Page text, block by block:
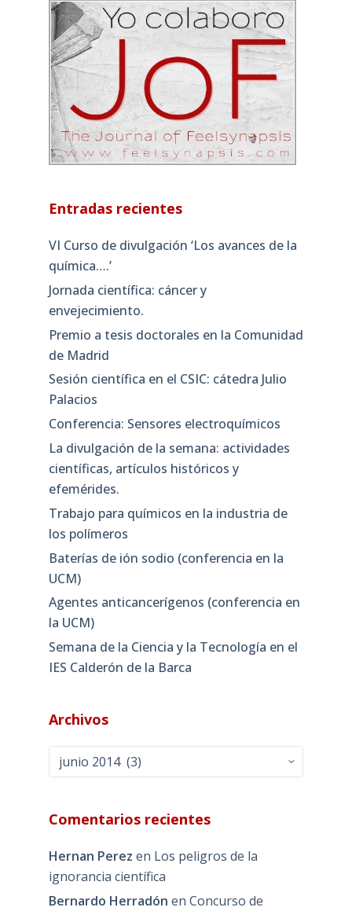
Entradas recientes
VI Curso de divulgación ‘Los avances de la
química….’
Jornada científica: cáncer y
envejecimiento.
Premio a tesis doctorales en la Comunidad
de Madrid
Sesión científica en el CSIC: cátedra Julio
Palacios
Conferencia: Sensores electroquímicos
La divulgación de la semana: actividades
científicas, artículos históricos y
efemérides.
Trabajo para químicos en la industria de
los polímeros
Baterías de ión sodio (conferencia en la
UCM)
Agentes anticancerígenos (conferencia en
la UCM)
Semana de la Ciencia y la Tecnología en el
IES Calderón de la Barca
Archivos
Archivos
Comentarios recientes
Hernan Perez en Los peligros de la
ignorancia científica
Bernardo Herradón en Concurso de